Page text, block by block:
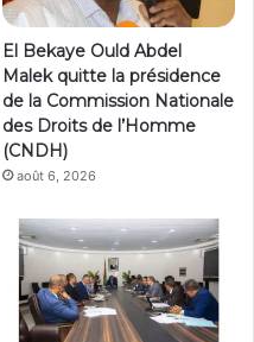
El Bekaye Ould Abdel
Malek quitte la présidence
de la Commission Nationale
des Droits de l’Homme
(CNDH)
août 6, 2026